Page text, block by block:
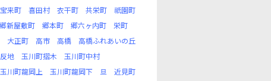
来町 喜田村 衣干町 共栄町
祇園町
郷新屋敷町 郷本町 郷六ヶ内町
栄町
大正町 高市 高橋
高橋ふれあいの丘
地 玉川町摺木
玉川町中村
玉川町龍岡上 玉川町龍岡下 旦
近見町